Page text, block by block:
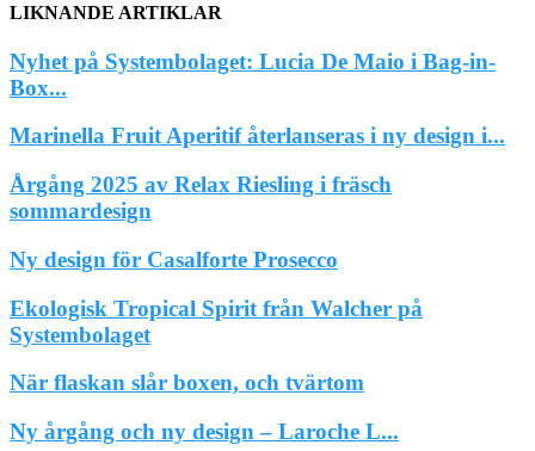
LIKNANDE ARTIKLAR
Nyhet på Systembolaget: Lucia De Maio i Bag-in-
Box...
Marinella Fruit Aperitif återlanseras i ny design i...
Årgång 2025 av Relax Riesling i fräsch
sommardesign
Ny design för Casalforte Prosecco
Ekologisk Tropical Spirit från Walcher på
Systembolaget
När flaskan slår boxen, och tvärtom
Ny årgång och ny design – Laroche L...